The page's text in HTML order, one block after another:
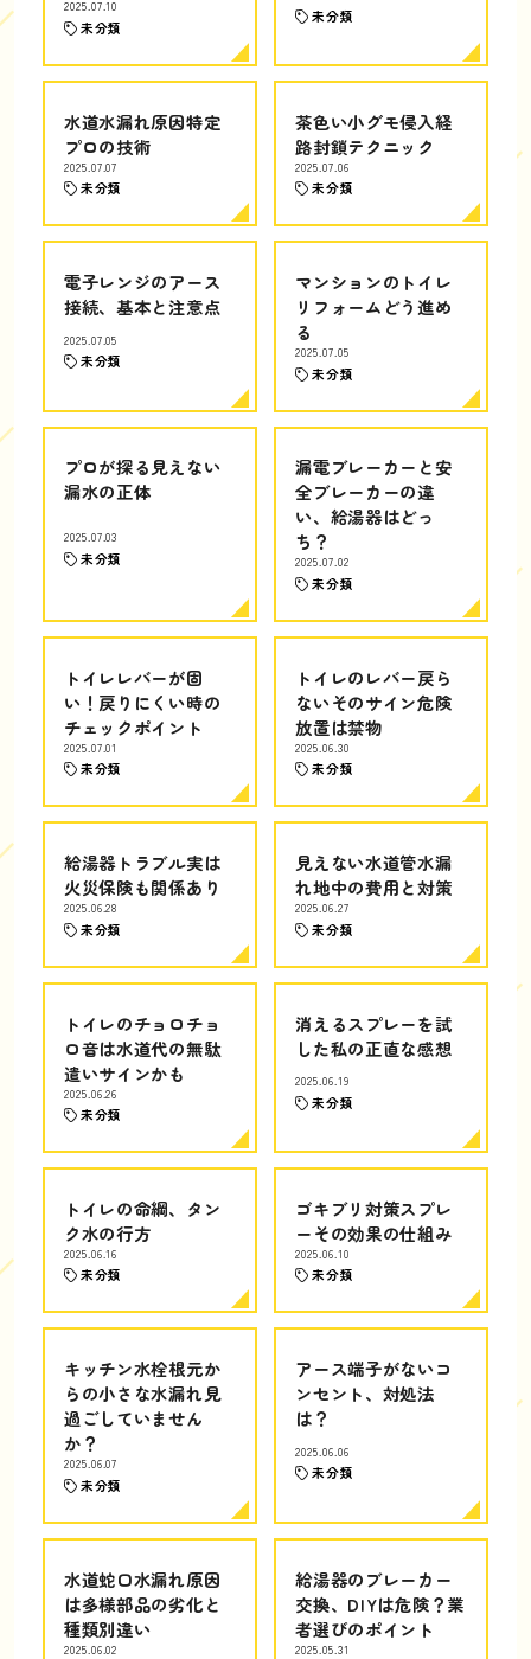
2025.07.10
未分類
未分類
水道水漏れ原因特定
プロの技術
2025.07.07
未分類
茶色い小グモ侵入経
路封鎖テクニック
2025.07.06
未分類
電子レンジのアース
接続、基本と注意点
2025.07.05
未分類
マンションのトイレ
リフォームどう進め
る
2025.07.05
未分類
プロが探る見えない
漏水の正体
2025.07.03
未分類
漏電ブレーカーと安
全ブレーカーの違
い、給湯器はどっ
ち？
2025.07.02
未分類
トイレレバーが固
い！戻りにくい時の
チェックポイント
2025.07.01
未分類
トイレのレバー戻ら
ないそのサイン危険
放置は禁物
2025.06.30
未分類
給湯器トラブル実は
火災保険も関係あり
2025.06.28
未分類
見えない水道管水漏
れ地中の費用と対策
2025.06.27
未分類
トイレのチョロチョ
ロ音は水道代の無駄
遣いサインかも
2025.06.26
未分類
消えるスプレーを試
した私の正直な感想
2025.06.19
未分類
トイレの命綱、タン
ク水の行方
2025.06.16
未分類
ゴキブリ対策スプレ
ーその効果の仕組み
2025.06.10
未分類
キッチン水栓根元か
らの小さな水漏れ見
過ごしていません
か？
2025.06.07
未分類
アース端子がないコ
ンセント、対処法
は？
2025.06.06
未分類
水道蛇口水漏れ原因
は多様部品の劣化と
種類別違い
2025.06.02
給湯器のブレーカー
交換、DIYは危険？業
者選びのポイント
2025.05.31